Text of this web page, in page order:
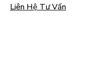
Liên Hệ Tư Vấn